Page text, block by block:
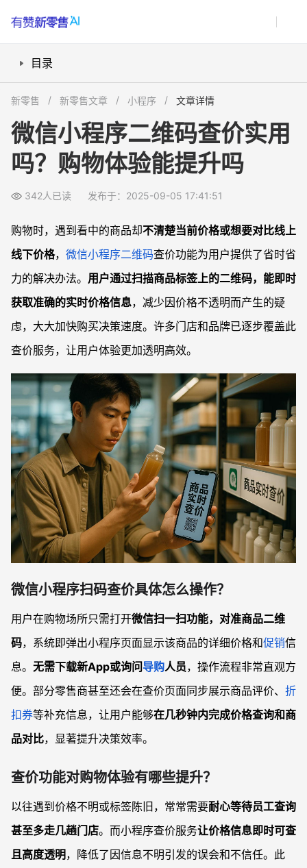
目录
查价二维码带来哪些省时省力的实际优势？
查价数据来源可靠吗？价格会有误差吗？
微信小程序查价功能安全吗？是否会泄露隐私？
线上线下价格同步吗？扫码显示是最新价格吗？
新零售 新零售文章 小程序 文章详情
微信小程序二维码查价实用
吗？购物体验能提升吗
342人已读 发布于：2025-09-05 17:41:51
购物时，遇到看中的商品却不清楚当前价格或想要对比线上
线下价格， 微信小程序二维码查价功能为用户提供了省时省
力的解决办法。 用户通过扫描商品标签上的二维码，能即时
获取准确的实时价格信息，减少因价格不透明而产生的疑
虑，大大加快购买决策速度。许多门店和品牌已逐步覆盖此
查价服务，让用户体验更加透明高效。
微信小程序扫码查价具体怎么操作？
用户在购物场所只需打开微信扫一扫功能，对准商品二维
码，系统即弹出小程序页面显示该商品的详细价格和促销信
息。 无需下载新App或询问导购人员，操作流程非常直观方
便。部分零售商甚至还会在查价页面同步展示商品评价、 折
扣券等补充信息，让用户能够在几秒钟内完成价格查询和商
品对比，显著提升决策效率。
查价功能对购物体验有哪些提升？
以往遇到价格不明或标签陈旧，常常需要耐心等待员工查询
甚至多走几趟门店。而小程序查价服务让价格信息即时可查
且高度透明 ，降低了因信息不明引发的误会和不信任。此